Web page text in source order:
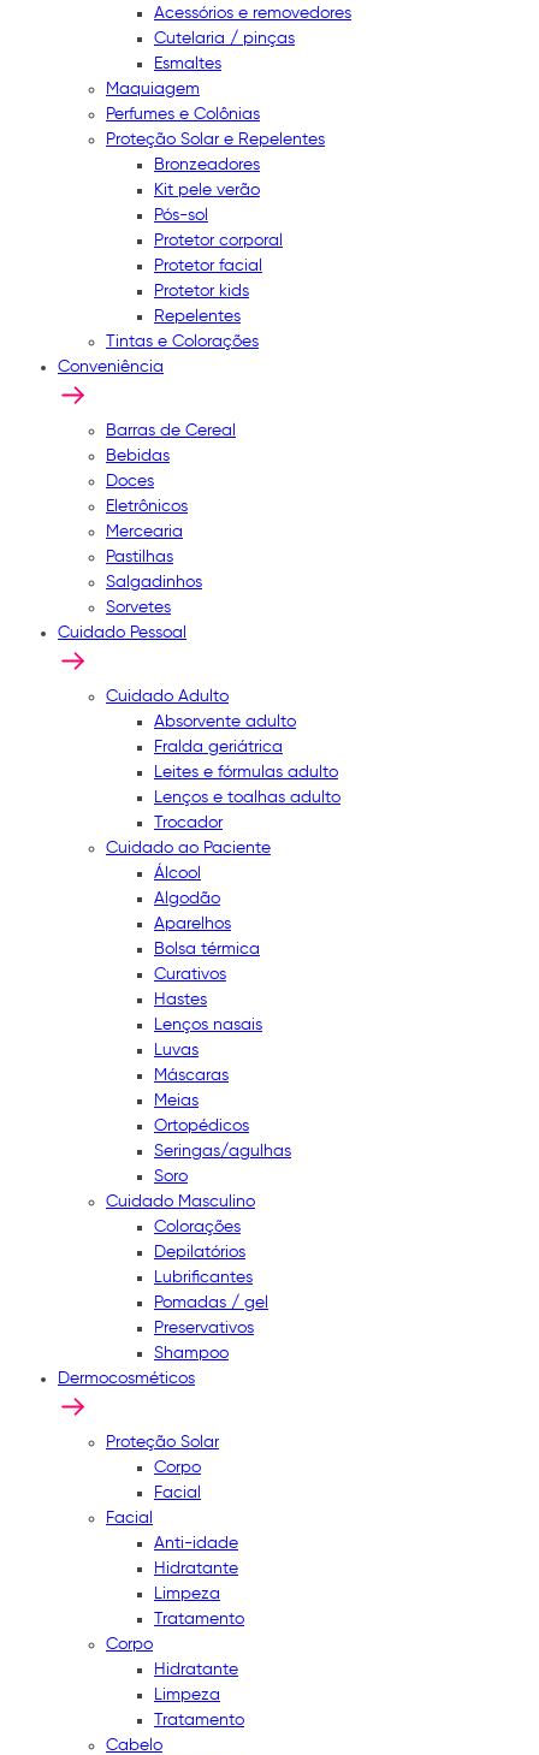
Acessórios e removedores
Cutelaria / pinças
Esmaltes
Maquiagem
Perfumes e Colônias
Proteção Solar e Repelentes
Bronzeadores
Kit pele verão
Pós-sol
Protetor corporal
Protetor facial
Protetor kids
Repelentes
Tintas e Colorações
Conveniência
Barras de Cereal
Bebidas
Doces
Eletrônicos
Mercearia
Pastilhas
Salgadinhos
Sorvetes
Cuidado Pessoal
Cuidado Adulto
Absorvente adulto
Fralda geriátrica
Leites e fórmulas adulto
Lenços e toalhas adulto
Trocador
Cuidado ao Paciente
Álcool
Algodão
Aparelhos
Bolsa térmica
Curativos
Hastes
Lenços nasais
Luvas
Máscaras
Meias
Ortopédicos
Seringas/agulhas
Soro
Cuidado Masculino
Colorações
Depilatórios
Lubrificantes
Pomadas / gel
Preservativos
Shampoo
Dermocosméticos
Proteção Solar
Corpo
Facial
Facial
Anti-idade
Hidratante
Limpeza
Tratamento
Corpo
Hidratante
Limpeza
Tratamento
Cabelo